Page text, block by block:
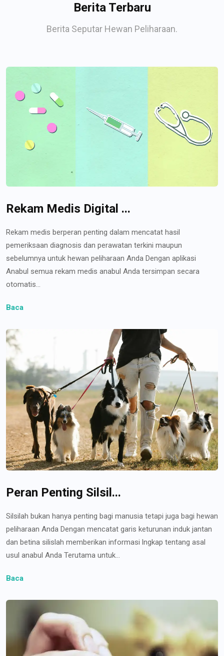
Berita Terbaru
Berita Seputar Hewan Peliharaan.
Rekam Medis Digital ...
Rekam medis berperan penting dalam mencatat hasil
pemeriksaan diagnosis dan perawatan terkini maupun
sebelumnya untuk hewan peliharaan Anda Dengan aplikasi
Anabul semua rekam medis anabul Anda tersimpan secara
otomatis...
Baca
Peran Penting Silsil...
Silsilah bukan hanya penting bagi manusia tetapi juga bagi hewan
peliharaan Anda Dengan mencatat garis keturunan induk jantan
dan betina silislah memberikan informasi lngkap tentang asal
usul anabul Anda Terutama untuk...
Baca